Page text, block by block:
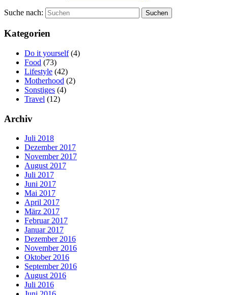
Suche nach: Suchen
Kategorien
Do it yourself (4)
Food (73)
Lifestyle (42)
Motherhood (2)
Sonstiges (4)
Travel (12)
Archiv
Juli 2018
Dezember 2017
November 2017
August 2017
Juli 2017
Juni 2017
Mai 2017
April 2017
März 2017
Februar 2017
Januar 2017
Dezember 2016
November 2016
Oktober 2016
September 2016
August 2016
Juli 2016